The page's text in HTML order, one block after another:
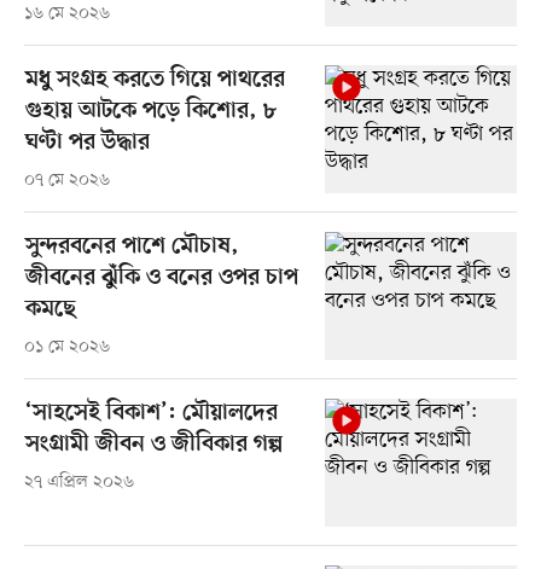
১৬ মে ২০২৬
মধু সংগ্রহ করতে গিয়ে পাথরের
গুহায় আটকে পড়ে কিশোর, ৮
ঘণ্টা পর উদ্ধার
০৭ মে ২০২৬
সুন্দরবনের পাশে মৌচাষ,
জীবনের ঝুঁকি ও বনের ওপর চাপ
কমছে
০১ মে ২০২৬
‘সাহসেই বিকাশ’: মৌয়ালদের
সংগ্রামী জীবন ও জীবিকার গল্প
২৭ এপ্রিল ২০২৬